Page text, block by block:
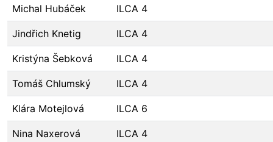
Michal Hubáček ILCA 4
Jindřich Knetig ILCA 4
Kristýna Šebková ILCA 4
Tomáš Chlumský ILCA 4
Klára Motejlová ILCA 6
Nina Naxerová ILCA 4